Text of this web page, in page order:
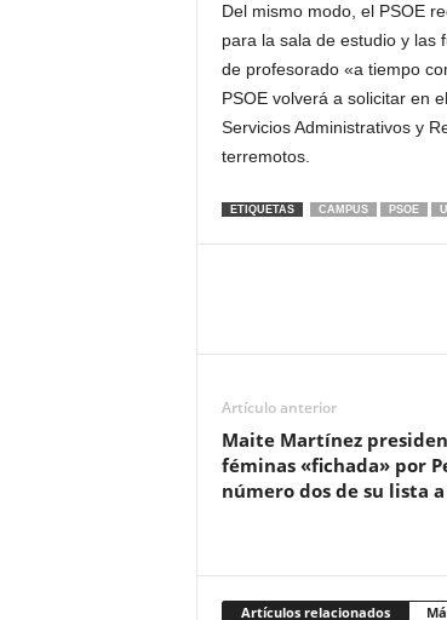
Del mismo modo, el PSOE
para la sala de estudio y las
de profesorado «a tiempo
PSOE volverá a solicitar en
Servicios Administrativos y
terremotos.
ETIQUETAS CAMPUS PSOE
Artículo anterior
Maite Martínez
féminas «fichada» por
número dos de su lista
Artículos relacionados